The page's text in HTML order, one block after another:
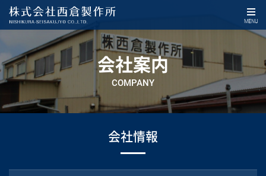
MENU
会社案内
COMPANY
会社情報